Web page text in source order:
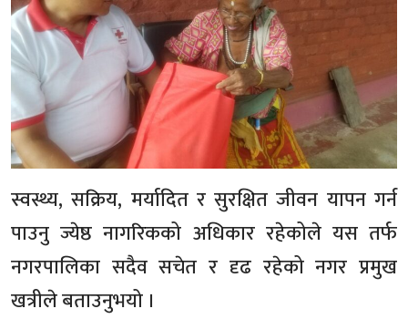
स्वस्थ्य, सक्रिय, मर्यादित र सुरक्षित जीवन यापन गर्न
पाउनु ज्येष्ठ नागरिकको अधिकार रहेकोले यस तर्फ
नगरपालिका सदैव सचेत र दृढ रहेको नगर प्रमुख
खत्रीले बताउनुभयो ।